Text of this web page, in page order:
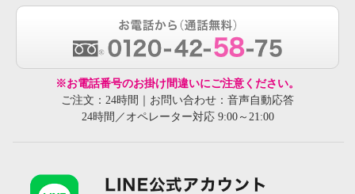
※お電話番号のお掛け間違いにご注意ください。
ご注文：24時間｜お問い合わせ：音声自動応答
24時間／オペレーター対応 9:00～21:00